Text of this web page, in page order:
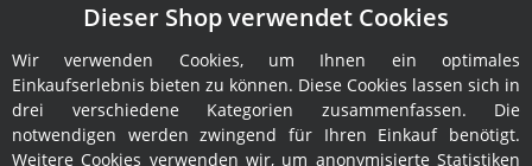
Hersteller
Dieser Shop verwendet Cookies
Wir verwenden Cookies, um Ihnen ein optimales
Einkaufserlebnis bieten zu können. Diese Cookies lassen sich in
drei verschiedene Kategorien zusammenfassen. Die
notwendigen werden zwingend für Ihren Einkauf benötigt.
Weitere Cookies verwenden wir, um anonymisierte Statistiken